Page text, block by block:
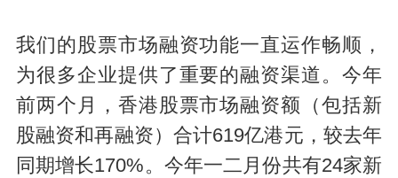
我们的股票市场融资功能一直运作畅顺，
为很多企业提供了重要的融资渠道。今年
前两个月，香港股票市场融资额（包括新
股融资和再融资）合计619亿港元，较去年
同期增长170%。今年一二月份共有24家新